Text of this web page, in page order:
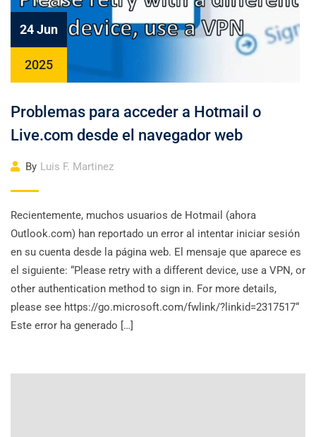
24 Jun
2025
Problemas para acceder a Hotmail o
Live.com desde el navegador web
By Luis F. Martinez
Recientemente, muchos usuarios de Hotmail (ahora
Outlook.com) han reportado un error al intentar iniciar sesión
en su cuenta desde la página web. El mensaje que aparece es
el siguiente: “Please retry with a different device, use a VPN, or
other authentication method to sign in. For more details,
please see https://go.microsoft.com/fwlink/?linkid=2317517“
Este error ha generado […]